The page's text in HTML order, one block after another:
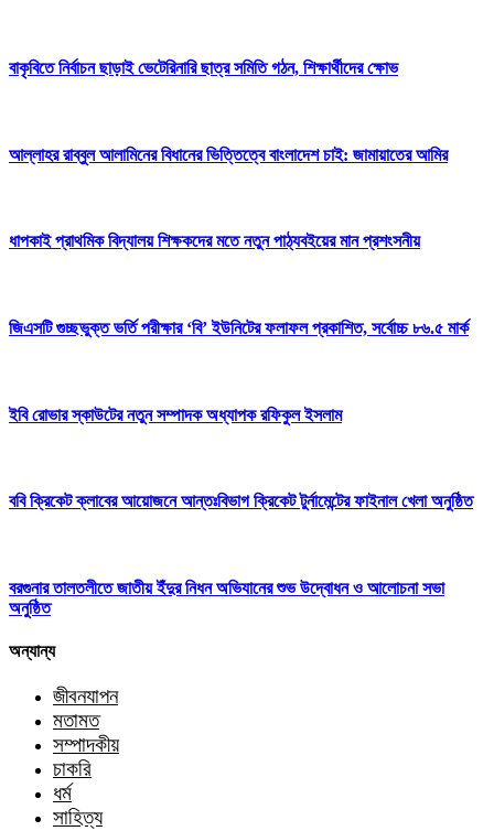
বাকৃবিতে নির্বাচন ছাড়াই ভেটেরিনারি ছাত্র সমিতি গঠন, শিক্ষার্থীদের ক্ষোভ
আল্লাহর রাব্বুল আলামিনের বিধানের ভিত্তিত্বে বাংলাদেশ চাই: জামায়াতের আমির
ধাপকাই প্রাথমিক বিদ্যালয় শিক্ষকদের মতে নতুন পাঠ্যবইয়ের মান প্রশংসনীয়
জিএসটি গুচ্ছভুক্ত ভর্তি পরীক্ষার ‘বি’ ইউনিটের ফলাফল প্রকাশিত, সর্বোচ্চ ৮৬.৫ মার্ক
ইবি রোভার স্কাউটের নতুন সম্পাদক অধ্যাপক রফিকুল ইসলাম
ববি ক্রিকেট ক্লাবের আয়োজনে আন্তঃবিভাগ ক্রিকেট টুর্নামেন্টের ফাইনাল খেলা অনুষ্ঠিত
বরগুনার তালতলীতে জাতীয় ইঁদুর নিধন অভিযানের শুভ উদ্বোধন ও আলোচনা সভা
অনুষ্ঠিত
অন্যান্য
জীবনযাপন
মতামত
সম্পাদকীয়
চাকরি
ধর্ম
সাহিত্য